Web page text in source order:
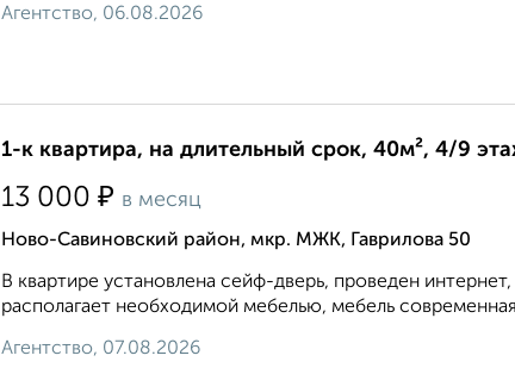
Агентство, 06.08.2026
1-к квартира, на длительный срок, 40м², 4/9
13 000 ₽ в месяц
Ново-Савиновский район, мкр. МЖК, Гаврилова 50
В квартире установлена сейф-дверь, проведен
располагает необходимой мебелью, мебель
Агентство, 07.08.2026